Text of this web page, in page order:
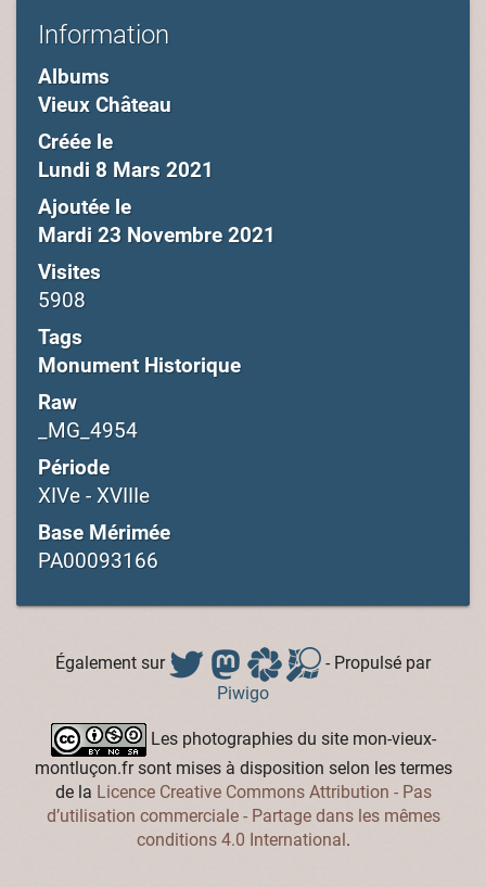
Information
Albums
Vieux Château
Créée le
Lundi 8 Mars 2021
Ajoutée le
Mardi 23 Novembre 2021
Visites
5908
Tags
Monument Historique
Raw
_MG_4954
Période
XIVe - XVIIIe
Base Mérimée
PA00093166
Également sur
- Propulsé par
Piwigo
Les photographies du site mon-vieux-
montluçon.fr sont mises à disposition selon les termes
de la Licence Creative Commons Attribution - Pas
d’utilisation commerciale - Partage dans les mêmes
conditions 4.0 International.